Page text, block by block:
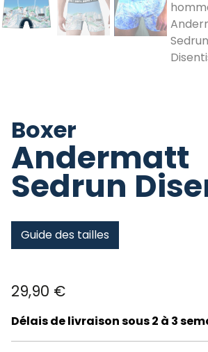
Boxer
Andermatt
Sedrun
Guide des tailles
29,90 €
Délais de livraison sous 2 à 3